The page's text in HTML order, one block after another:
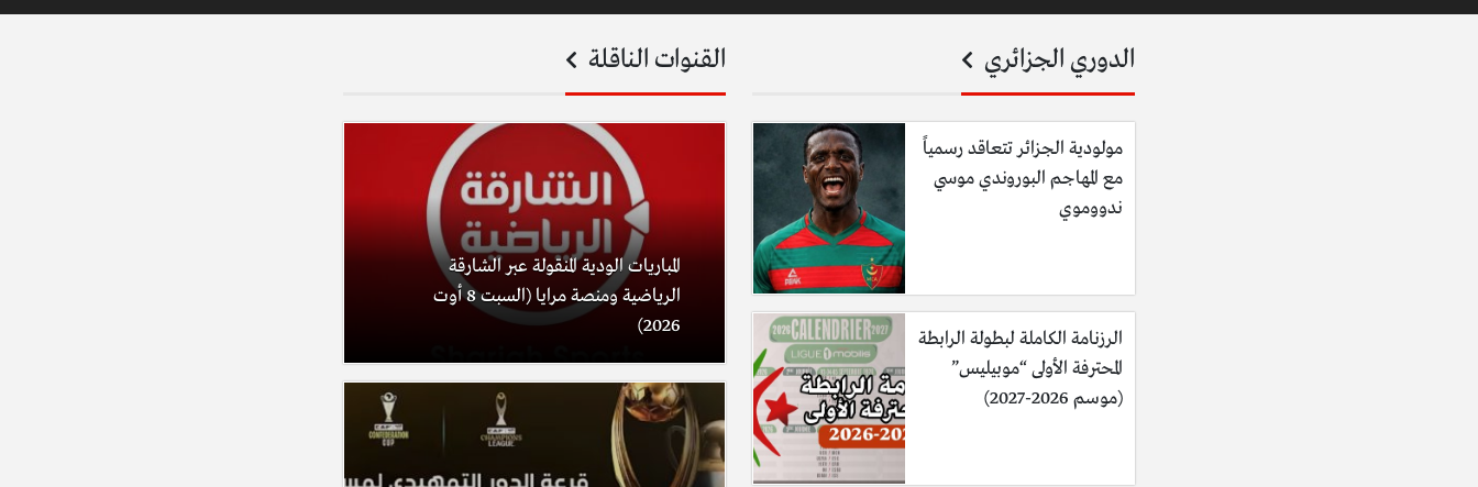
الدوري الجزائري
مولودية الجزائر تتعاقد رسمياً
مع المهاجم البوروندي موسي
ندووموي
الرزنامة الكاملة لبطولة الرابطة
المحترفة الأولى “موبيليس”
(موسم 2026-2027)
القنوات الناقلة
المباريات الودية المنقولة عبر الشارقة
الرياضية ومنصة مرايا (السبت 8 أوت
2026)